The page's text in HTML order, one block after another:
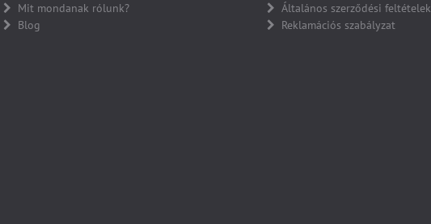
Mit mondanak rólunk?
Blog
Általános szerződési feltételek
Reklamációs szabályzat